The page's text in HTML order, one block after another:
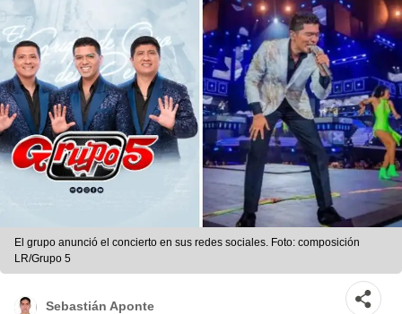
El grupo anunció el concierto en sus redes sociales. Foto: composición
LR/Grupo 5
Sebastián Aponte